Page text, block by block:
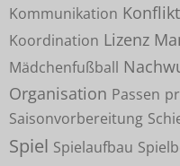
Kommunikation Konflikt
Koordination Lizenz
Mädchenfußball
Organisation Passen
Saisonvorbereitung
Spiel Spielaufbau